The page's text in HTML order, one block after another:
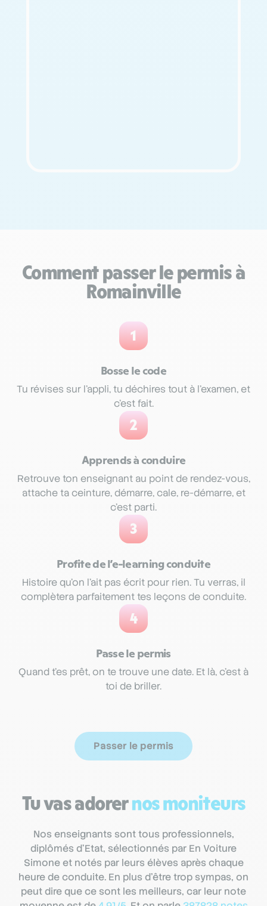
Comment passer le permis à
Romainville
1
Bosse le code
Tu révises sur l’appli, tu déchires tout à l’examen, et
c’est fait.
2
Apprends à conduire
Retrouve ton enseignant au point de rendez-vous,
attache ta ceinture, démarre, cale, re-démarre, et
c’est parti.
3
Profite de l’e-learning conduite
Histoire qu’on l’ait pas écrit pour rien. Tu verras, il
complètera parfaitement tes leçons de conduite.
4
Passe le permis
Quand t’es prêt, on te trouve une date. Et là, c’est à
toi de briller.
Passer le permis
Tu vas adorernos moniteurs
Nos enseignants sont tous professionnels,
diplômés d’Etat, sélectionnés par En Voiture
Simone et notés par leurs élèves après chaque
heure de conduite. En plus d’être trop sympas, on
peut dire que ce sont les meilleurs, car leur note